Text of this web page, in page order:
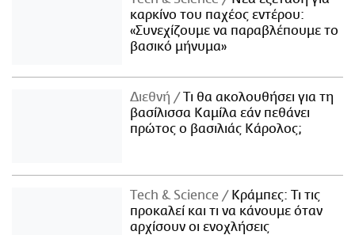
καρκίνο του παχέος εντέρου:
«Συνεχίζουμε να παραβλέπουμε το
βασικό μήνυμα»
Διεθνή
Τι θα ακολουθήσει για τη
βασίλισσα Καμίλα εάν πεθάνει
πρώτος ο βασιλιάς Κάρολος;
Τech & Science
Κράμπες: Τι τις
προκαλεί και τι να κάνουμε όταν
αρχίσουν οι ενοχλήσεις